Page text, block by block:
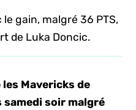
gain, malgré 36 PTS,
de Luka Doncic.
Mavericks de
samedi soir malgré